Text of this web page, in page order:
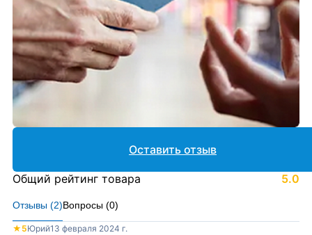
Отзывы (2)Вопросы (0)
★ 5Юрий13 февраля 2024 г.
Оставить отзыв
Общий рейтинг товара 5.0